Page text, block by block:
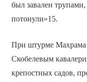
был завален трупами,
потонули»15.
При штурме Махрама
Скобелевым
крепостных садов,